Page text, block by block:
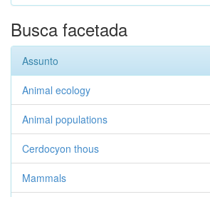
Busca facetada
Assunto
Animal ecology
Animal populations
Cerdocyon thous
Mammals